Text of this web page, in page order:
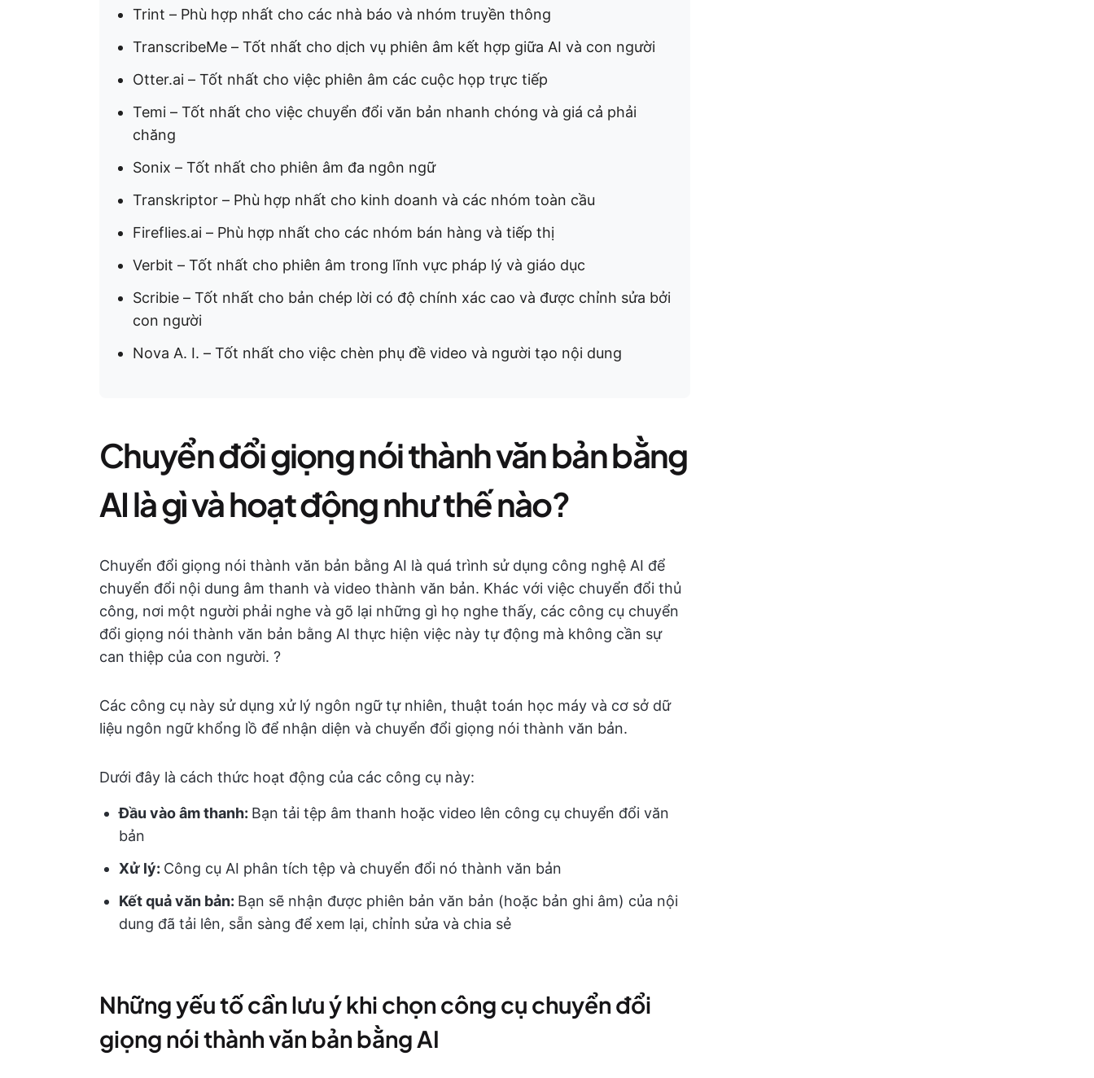
Trint – Phù hợp nhất cho các nhà báo và nhóm truyền thông
TranscribeMe – Tốt nhất cho dịch vụ phiên âm kết hợp giữa AI và con người
Otter.ai – Tốt nhất cho việc phiên âm các cuộc họp trực tiếp
Temi – Tốt nhất cho việc chuyển đổi văn bản nhanh chóng và giá cả phải
chăng
Sonix – Tốt nhất cho phiên âm đa ngôn ngữ
Transkriptor – Phù hợp nhất cho kinh doanh và các nhóm toàn cầu
Fireflies.ai – Phù hợp nhất cho các nhóm bán hàng và tiếp thị
Verbit – Tốt nhất cho phiên âm trong lĩnh vực pháp lý và giáo dục
Scribie – Tốt nhất cho bản chép lời có độ chính xác cao và được chỉnh sửa bởi
con người
Nova A. I. – Tốt nhất cho việc chèn phụ đề video và người tạo nội dung
Chuyển đổi giọng nói thành văn bản bằng
AI là gì và hoạt động như thế nào?
Chuyển đổi giọng nói thành văn bản bằng AI là quá trình sử dụng công nghệ AI để
chuyển đổi nội dung âm thanh và video thành văn bản. Khác với việc chuyển đổi thủ
công, nơi một người phải nghe và gõ lại những gì họ nghe thấy, các công cụ chuyển
đổi giọng nói thành văn bản bằng AI thực hiện việc này tự động mà không cần sự
can thiệp của con người. ?
Các công cụ này sử dụng xử lý ngôn ngữ tự nhiên, thuật toán học máy và cơ sở dữ
liệu ngôn ngữ khổng lồ để nhận diện và chuyển đổi giọng nói thành văn bản.
Dưới đây là cách thức hoạt động của các công cụ này:
Đầu vào âm thanh: Bạn tải tệp âm thanh hoặc video lên công cụ chuyển đổi văn
bản
Xử lý: Công cụ AI phân tích tệp và chuyển đổi nó thành văn bản
Kết quả văn bản: Bạn sẽ nhận được phiên bản văn bản (hoặc bản ghi âm) của nội
dung đã tải lên, sẵn sàng để xem lại, chỉnh sửa và chia sẻ
Những yếu tố cần lưu ý khi chọn công cụ chuyển đổi
giọng nói thành văn bản bằng AI